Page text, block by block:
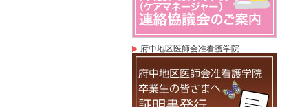
府中地区医師会准看護学院